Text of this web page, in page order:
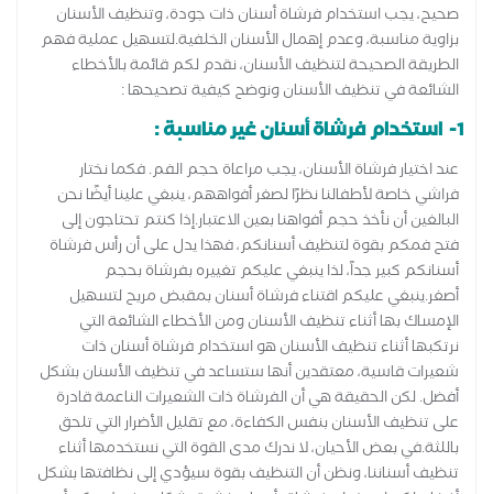
صحيح، يجب استخدام فرشاة أسنان ذات جودة، وتنظيف الأسنان
بزاوية مناسبة، وعدم إهمال الأسنان الخلفية.لتسهيل عملية فهم
الطريقة الصحيحة لتنظيف الأسنان، نقدم لكم قائمة بالأخطاء
الشائعة في تنظيف الأسنان ونوضح كيفية تصحيحها :
1- استخدام فرشاة أسنان غير مناسبة :
عند اختيار فرشاة الأسنان، يجب مراعاة حجم الفم. فكما نختار
فراشي خاصة لأطفالنا نظرًا لصغر أفواههم، ينبغي علينا أيضًا نحن
البالغين أن نأخذ حجم أفواهنا بعين الاعتبار.إذا كنتم تحتاجون إلى
فتح فمكم بقوة لتنظيف أسنانكم، فهذا يدل على أن رأس فرشاة
أسنانكم كبير جداً، لذا ينبغي عليكم تغييره بفرشاة بحجم
أصغر.ينبغي عليكم اقتناء فرشاة أسنان بمقبض مريح لتسهيل
الإمساك بها أثناء تنظيف الأسنان ومن الأخطاء الشائعة التي
نرتكبها أثناء تنظيف الأسنان هو استخدام فرشاة أسنان ذات
شعيرات قاسية، معتقدين أنها ستساعد في تنظيف الأسنان بشكل
أفضل. لكن الحقيقة هي أن الفرشاة ذات الشعيرات الناعمة قادرة
على تنظيف الأسنان بنفس الكفاءة، مع تقليل الأضرار التي تلحق
باللثة.في بعض الأحيان، لا ندرك مدى القوة التي نستخدمها أثناء
تنظيف أسناننا، ونظن أن التنظيف بقوة سيؤدي إلى نظافتها بشكل